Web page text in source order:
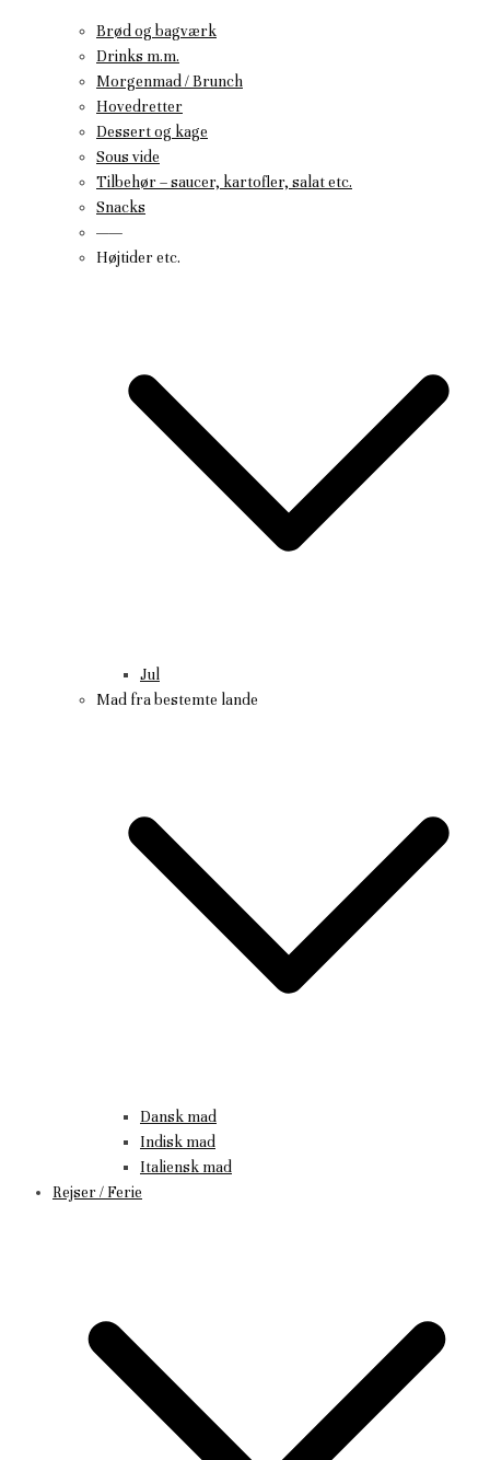
Brød og bagværk
Drinks m.m.
Morgenmad / Brunch
Hovedretter
Dessert og kage
Sous vide
Tilbehør – saucer, kartofler, salat etc.
Snacks
——
Højtider etc.
Jul
Mad fra bestemte lande
Dansk mad
Indisk mad
Italiensk mad
Rejser / Ferie